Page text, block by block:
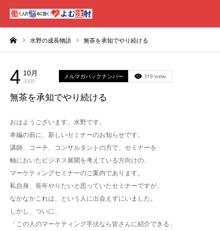
水野の成長物語 無茶を承知でやり続ける
4 10月
2009
メルマガバックナンバー 319 view
無茶を承知でやり続ける
おはようございます。水野です。
本編の前に、新しいセミナーのお知らせです。
講師、コーチ、コンサルタントの方で、セミナーを
軸においたビジネス展開を考えている方向けの、
マーケティングセミナーのご案内であります。
私自身、長年やりたいと思っていたセミナーですが、
なかなかこれは、という人に出会えずにいました。
しかし、ついに、
「この人のマーケティング手法なら皆さんに紹介できる」